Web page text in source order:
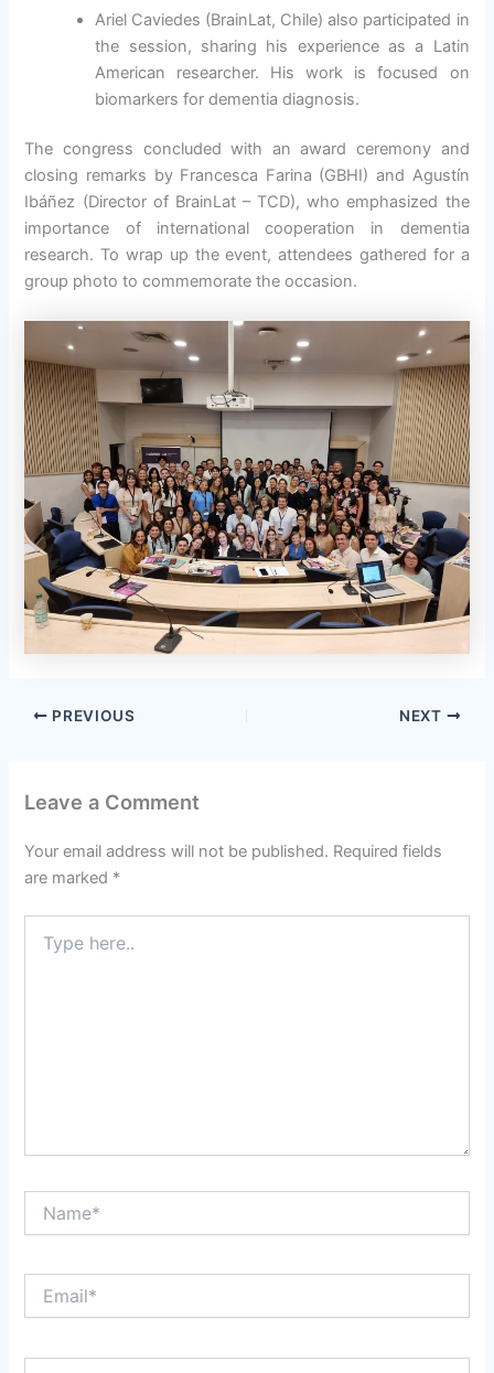
Ariel Caviedes (BrainLat, Chile) also participated in
the session, sharing his experience as a Latin
American researcher. His work is focused on
biomarkers for dementia diagnosis.
The congress concluded with an award ceremony and
closing remarks by Francesca Farina (GBHI) and Agustín
Ibáñez (Director of BrainLat – TCD), who emphasized the
importance of international cooperation in dementia
research. To wrap up the event, attendees gathered for a
group photo to commemorate the occasion.
PREVIOUS NEXT
Leave a Comment
Your email address will not be published. Required fields
are marked *
here..